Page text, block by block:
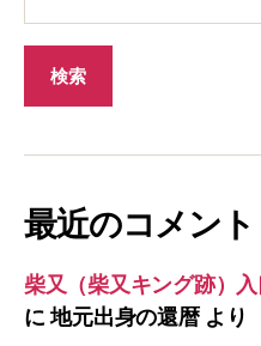
最近のコメント
柴又（柴又キング跡）
に地元出身の還暦より